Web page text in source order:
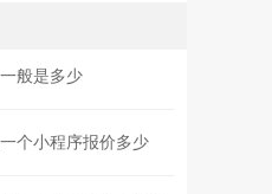
般是多少
个小程序报价多少